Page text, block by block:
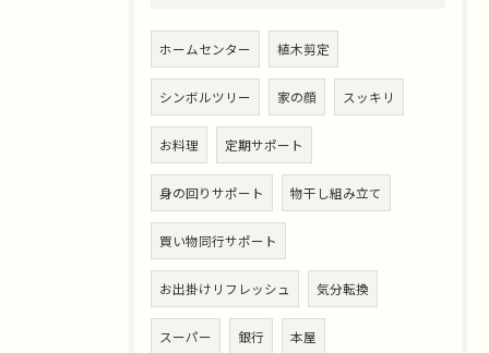
ホームセンター 植木剪定
シンボルツリー 家の顔 スッキリ
お料理 定期サポート
身の回りサポート 物干し組み立て
買い物同行サポート
お出掛けリフレッシュ 気分転換
スーパー 銀行 本屋